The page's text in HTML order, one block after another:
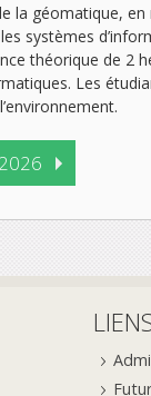
la géomatique,
systèmes
théorique de 2
Les